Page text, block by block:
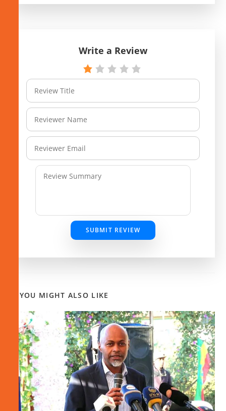
Write a Review
SUBMIT REVIEW
YOU MIGHT ALSO LIKE